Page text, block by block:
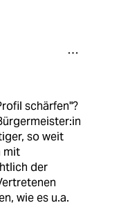
schärfen"?
so weit
mit
der
wie es u.a.